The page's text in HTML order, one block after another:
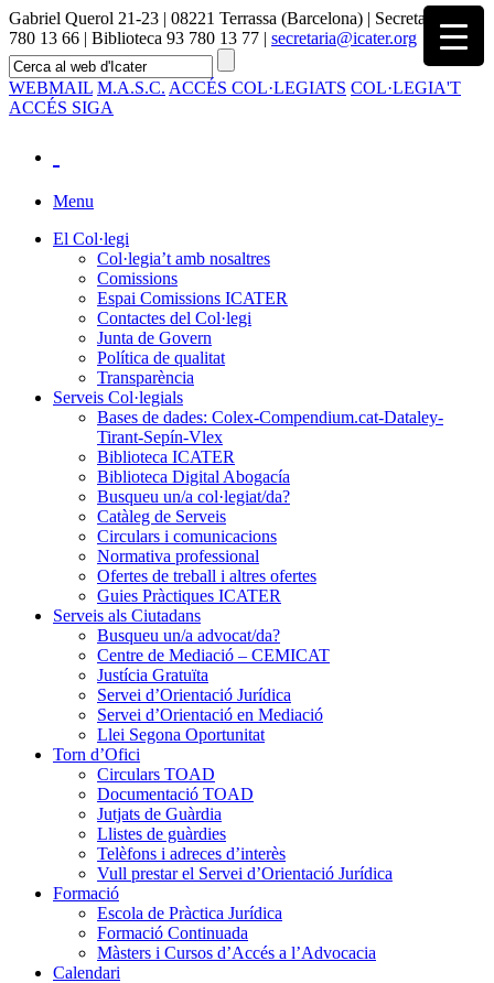
Gabriel Querol 21-23 | 08221 Terrassa (Barcelona) | Secretaria 93
780 13 66 | Biblioteca 93 780 13 77 | secretaria@icater.org
WEBMAIL M.A.S.C. ACCÉS COL·LEGIATS COL·LEGIA'T
ACCÉS SIGA
Menu
El Col·legi
Col·legia’t amb nosaltres
Comissions
Espai Comissions ICATER
Contactes del Col·legi
Junta de Govern
Política de qualitat
Transparència
Serveis Col·legials
Bases de dades: Colex-Compendium.cat-Dataley-
Tirant-Sepín-Vlex
Biblioteca ICATER
Biblioteca Digital Abogacía
Busqueu un/a col·legiat/da?
Catàleg de Serveis
Circulars i comunicacions
Normativa professional
Ofertes de treball i altres ofertes
Guies Pràctiques ICATER
Serveis als Ciutadans
Busqueu un/a advocat/da?
Centre de Mediació – CEMICAT
Justícia Gratuïta
Servei d’Orientació Jurídica
Servei d’Orientació en Mediació
Llei Segona Oportunitat
Torn d’Ofici
Circulars TOAD
Documentació TOAD
Jutjats de Guàrdia
Llistes de guàrdies
Telèfons i adreces d’interès
Vull prestar el Servei d’Orientació Jurídica
Formació
Escola de Pràctica Jurídica
Formació Continuada
Màsters i Cursos d’Accés a l’Advocacia
Calendari